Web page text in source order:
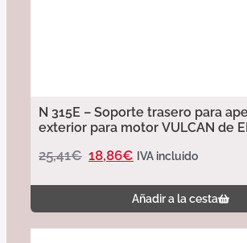
N 315E – Soporte trasero para
exterior para motor VULCAN de
25,41€ 18,86€ IVA incluido
Añadir a la cesta